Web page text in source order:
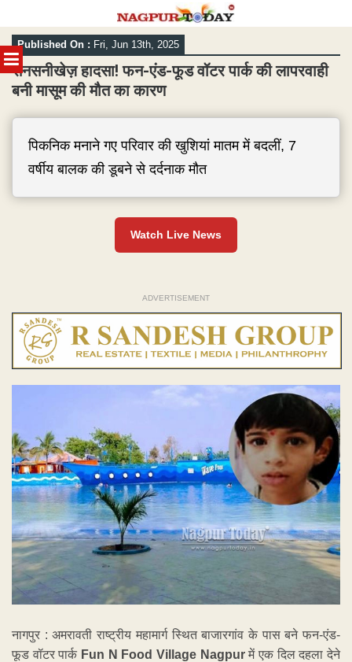
MENU
Skip
to
content
Published On : Fri, Jun 13th, 2025
सनसनीखेज़ हादसा! फन-एंड-फूड वॉटर पार्क की लापरवाही
बनी मासूम की मौत का कारण
पिकनिक मनाने गए परिवार की खुशियां मातम में बदलीं, 7
वर्षीय बालक की डूबने से दर्दनाक मौत
Watch Live News
ADVERTISEMENT
नागपुर : अमरावती राष्ट्रीय महामार्ग स्थित बाजारगांव के पास बने फन-एंड-
फूड वॉटर पार्क Fun N Food Village Nagpurमें एक दिल दहला देने